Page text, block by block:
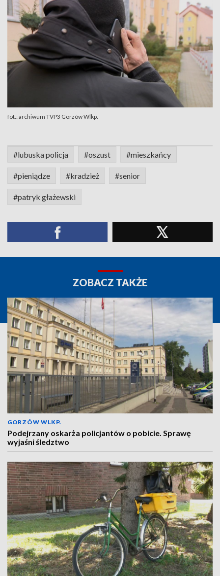
fot.: archiwum TVP3 Gorzów Wlkp.
#lubuska policja #oszust #mieszkańcy
#pieniądze #kradzież #senior
#patryk głażewski
ZOBACZ TAKŻE
GORZÓW WLKP.
Podejrzany oskarża policjantów o pobicie. Sprawę
wyjaśni śledztwo